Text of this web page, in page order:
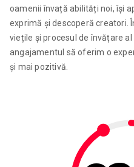
oamenii învață abilități noi, își
exprimă și descoperă creatori.
viețile și procesul de învățare
angajamentul să oferim o
și mai pozitivă.